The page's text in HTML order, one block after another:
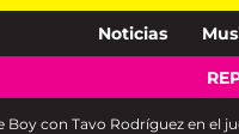
Noticias
Boy con Tavo Rodríguez en el